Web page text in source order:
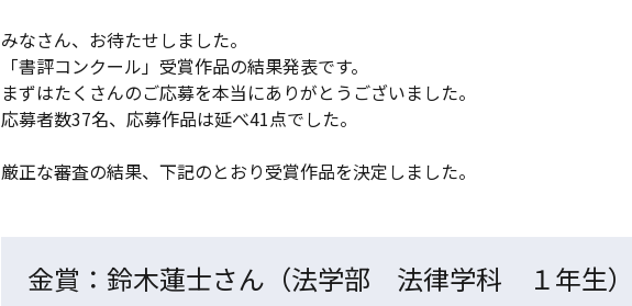
みなさん、お待たせしました。
「書評コンクール」受賞作品の結果発表です。
まずはたくさんのご応募を本当にありがとうございました。
応募者数37名、応募作品は延べ41点でした。
厳正な審査の結果、下記のとおり受賞作品を決定しました。
金賞：鈴木蓮士さん（法学部 法律学科 １年生